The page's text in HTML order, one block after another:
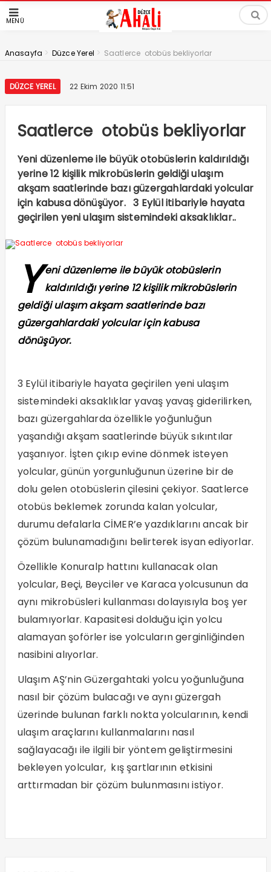
MENÜ
Anasayfa > Düzce Yerel > Saatlerce otobüs bekliyorlar
DÜZCE YEREL 22 Ekim 2020 11:51
Saatlerce otobüs bekliyorlar
Yeni düzenleme ile büyük otobüslerin kaldırıldığı
yerine 12 kişilik mikrobüslerin geldiği ulaşım
akşam saatlerinde bazı güzergahlardaki yolcular
için kabusa dönüşüyor. 3 Eylül itibariyle hayata
geçirilen yeni ulaşım sistemindeki aksaklıklar..
Y eni düzenleme ile büyük otobüslerin
kaldırıldığı yerine 12 kişilik mikrobüslerin
geldiği ulaşım akşam saatlerinde bazı
güzergahlardaki yolcular için kabusa
dönüşüyor.
3 Eylül itibariyle hayata geçirilen yeni ulaşım
sistemindeki aksaklıklar yavaş yavaş giderilirken,
bazı güzergahlarda özellikle yoğunluğun
yaşandığı akşam saatlerinde büyük sıkıntılar
yaşanıyor. İşten çıkıp evine dönmek isteyen
yolcular, günün yorgunluğunun üzerine bir de
dolu gelen otobüslerin çilesini çekiyor. Saatlerce
otobüs beklemek zorunda kalan yolcular,
durumu defalarla CİMER’e yazdıklarını ancak bir
çözüm bulunamadığını belirterek isyan ediyorlar.
Özellikle Konuralp hattını kullanacak olan
yolcular, Beçi, Beyciler ve Karaca yolcusunun da
aynı mikrobüsleri kullanması dolayısıyla boş yer
bulamıyorlar. Kapasitesi dolduğu için yolcu
alamayan şoförler ise yolcuların gerginliğinden
nasibini alıyorlar.
Ulaşım AŞ’nin Güzergahtaki yolcu yoğunluğuna
nasıl bir çözüm bulacağı ve aynı güzergah
üzerinde bulunan farklı nokta yolcularının, kendi
ulaşım araçlarını kullanmalarını nasıl
sağlayacağı ile ilgili bir yöntem geliştirmesini
bekleyen yolcular, kış şartlarının etkisini
arttırmadan bir çözüm bulunmasını istiyor.